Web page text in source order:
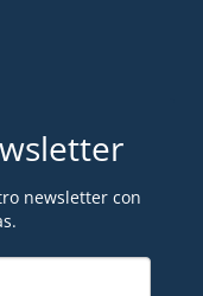
newsletter con